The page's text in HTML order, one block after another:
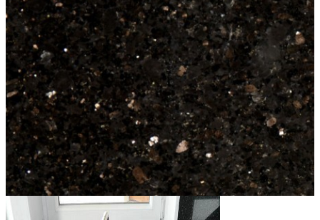
Đá Ốp Thang Máy
Đá Ốp Bếp
Đá Ốp Bếp Tự Nhiên
Tranh đá
Tranh Đá Marble Đối Xứng
Tranh Đá Thạch Anh Đối Xứng
Tranh Đá Sơn Thủy Xuyên Sáng
Tranh Đá Granite Đối Xứng
Tranh Đá Xuyên Sáng Onyx